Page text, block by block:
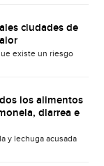
ciudades de
existe un riesgo
los alimentos
diarrea e
y lechuga acusada